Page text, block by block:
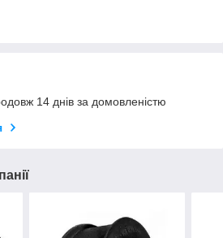
14 днів за домовленістю